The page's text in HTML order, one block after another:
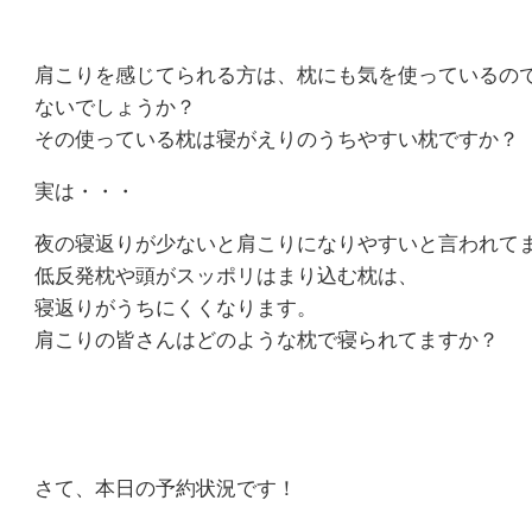
体
肩
こ
り
腰
痛
坐
神
肩こりを感じてられる方は、枕にも気を使っているの
ないでしょうか？
その使っている枕は寝がえりのうちやすい枕ですか？
実は・・・
夜の寝返りが少ないと肩こりになりやすいと言われて
低反発枕や頭がスッポリはまり込む枕は、
寝返りがうちにくくなります。
肩こりの皆さんはどのような枕で寝られてますか？
さて、本日の予約状況です！